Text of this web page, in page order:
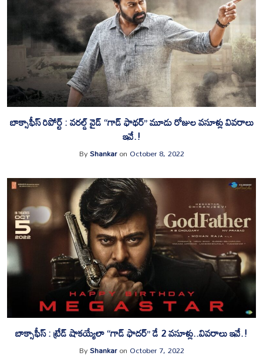
బాక్సాఫీస్ రిపోర్ట్ : వరల్డ్ వైడ్ “గాడ్ ఫాథర్” మూడు రోజుల వసూళ్లు వివరాలు
ఇవే.!
ByShankaron October 8, 2022
బాక్సాఫీస్ : ట్రేడ్ షాకయ్యేలా “గాడ్ ఫాదర్” డే 2 వసూళ్లు..వివరాలు ఇవే.!
ByShankaron October 7, 2022